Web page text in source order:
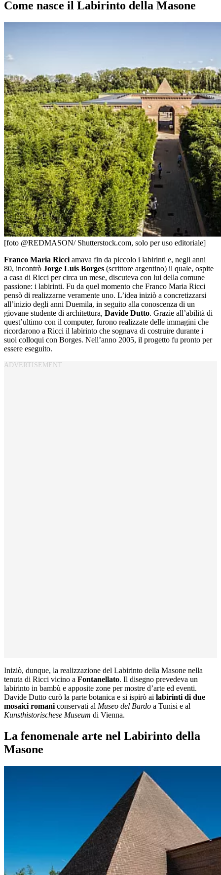
Come nasce il Labirinto della Masone
[foto @REDMASON/ Shutterstock.com, solo per uso editoriale]
Franco Maria Ricci amava fin da piccolo i labirinti e, negli anni
80, incontrò Jorge Luis Borges (scrittore argentino) il quale, ospite
a casa di Ricci per circa un mese, discuteva con lui della comune
passione: i labirinti. Fu da quel momento che Franco Maria Ricci
pensò di realizzarne veramente uno. L’idea iniziò a concretizzarsi
all’inizio degli anni Duemila, in seguito alla conoscenza di un
giovane studente di architettura, Davide Dutto. Grazie all’abilità di
quest’ultimo con il computer, furono realizzate delle immagini che
ricordarono a Ricci il labirinto che sognava di costruire durante i
suoi colloqui con Borges. Nell’anno 2005, il progetto fu pronto per
essere eseguito.
Iniziò, dunque, la realizzazione del Labirinto della Masone nella
tenuta di Ricci vicino a Fontanellato. Il disegno prevedeva un
labirinto in bambù e apposite zone per mostre d’arte ed eventi.
Davide Dutto curò la parte botanica e si ispirò ai labirinti di due
mosaici romani conservati al Museo del Bardo a Tunisi e al
Kunsthistorischese Museum di Vienna.
La fenomenale arte nel Labirinto della
Masone